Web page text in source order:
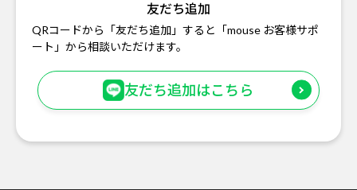
友だち追加
QRコードから「友だち追加」すると「mouse お客様サポ
ート」から相談いただけます。
友だち追加はこちら